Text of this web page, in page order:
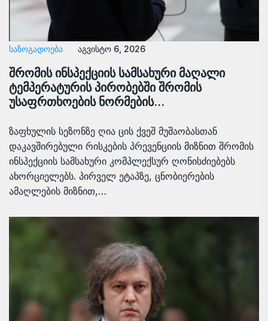
ᲡᲐᲖᲝᲒᲐᲓᲝᲔᲑᲐ აგვისტო 6, 2026
შრომის ინსპექციის სამსახური მაღალი
ტემპერატურის პირობებში შრომის
უსაფრთხოების ნორმების…
ზაფხულის სეზონზე ღია ცის ქვეშ მუშაობასთან
დაკავშირებული რისკების პრევენციის მიზნით შრომის
ინსპექციის სამსახური კომპლექსურ ღონისძიებებს
ახორციელებს. პირველ ეტაპზე, ცნობიერების
ამაღლების მიზნით,…